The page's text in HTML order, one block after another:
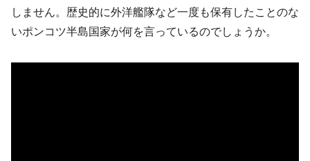
に。
『Money1』
韓国化学企業最大手『ロッテケミカル』純
しません。歴史的に外洋艦隊など一度も保有したことのな
いポンコツ半島国家が何を言っているのでしょうか。